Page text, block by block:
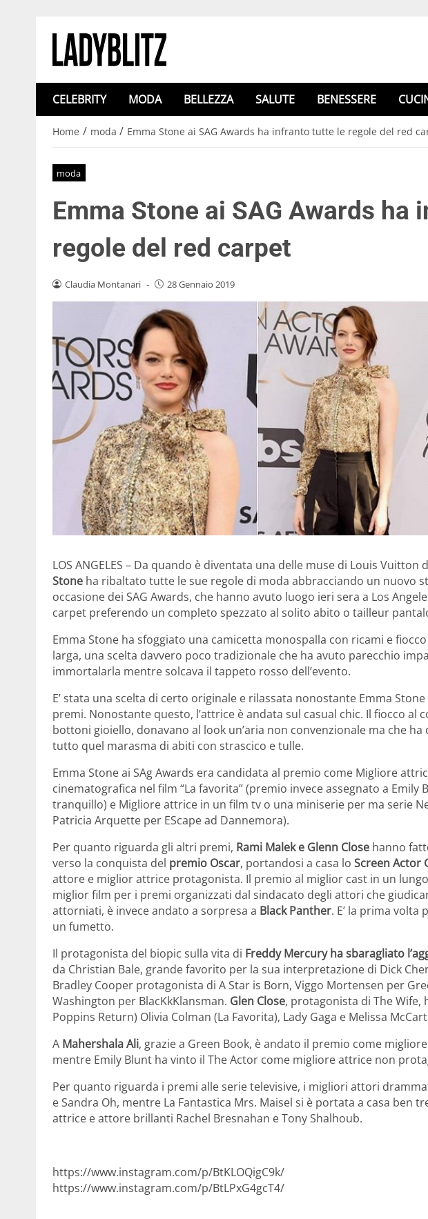
CELEBRITY MODA BELLEZZA SALUTE BENESSERE
Home / moda / Emma Stone ai SAG Awards ha infranto tutte le regole del red
moda
Emma Stone ai SAG Awards ha
regole del red carpet
Claudia Montanari - 28 Gennaio 2019
LOS ANGELES – Da quando è diventata una delle muse di Louis Vuitton
Stone ha ribaltato tutte le sue regole di moda abbracciando un nuovo
occasione dei SAG Awards, che hanno avuto luogo ieri sera a Los
carpet preferendo un completo spezzato al solito abito o tailleur
Emma Stone ha sfoggiato una camicetta monospalla con ricami e
larga, una scelta davvero poco tradizionale che ha avuto parecchio
immortalarla mentre solcava il tappeto rosso dell’evento.
E’ stata una scelta di certo originale e rilassata nonostante Emma
premi. Nonostante questo, l’attrice è andata sul casual chic. Il fiocco al
bottoni gioiello, donavano al look un’aria non convenzionale ma che
tutto quel marasma di abiti con strascico e tulle.
Emma Stone ai SAg Awards era candidata al premio come Migliore
cinematografica nel film “La favorita” (premio invece assegnato a Emily
tranquillo) e Migliore attrice in un film tv o una miniserie per ma serie
Patricia Arquette per EScape ad Dannemora).
Per quanto riguarda gli altri premi, Rami Malek e Glenn Close hanno
verso la conquista del premio Oscar, portandosi a casa lo Screen Actor
attore e miglior attrice protagonista. Il premio al miglior cast in un
miglior film per i premi organizzati dal sindacato degli attori che
attorniati, è invece andato a sorpresa a Black Panther. E’ la prima
un fumetto.
Il protagonista del biopic sulla vita di Freddy Mercury ha sbaragliato
da Christian Bale, grande favorito per la sua interpretazione di Dick
Bradley Cooper protagonista di A Star is Born, Viggo Mortensen per
Washington per BlacKkKlansman. Glen Close, protagonista di The
Poppins Return) Olivia Colman (La Favorita), Lady Gaga e Melissa
A Mahershala Ali, grazie a Green Book, è andato il premio come
mentre Emily Blunt ha vinto il The Actor come migliore attrice non
Per quanto riguarda i premi alle serie televisive, i migliori attori
e Sandra Oh, mentre La Fantastica Mrs. Maisel si è portata a casa ben
attrice e attore brillanti Rachel Bresnahan e Tony Shalhoub.
https://www.instagram.com/p/BtKLOQigC9k/
https://www.instagram.com/p/BtLPxG4gcT4/